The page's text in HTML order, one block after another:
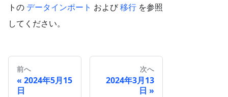
トの データインポート および移行 を参照
してください。
前へ
2024年5月15
日
次へ
2024年3月13
日